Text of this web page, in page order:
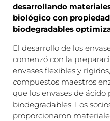
desarrollando
biológico con
biodegradables
El desarrollo de los
comenzó con la
envases flexibles y
compuestos maestros
que los envases de ácido
biodegradables. Los
proporcionaron